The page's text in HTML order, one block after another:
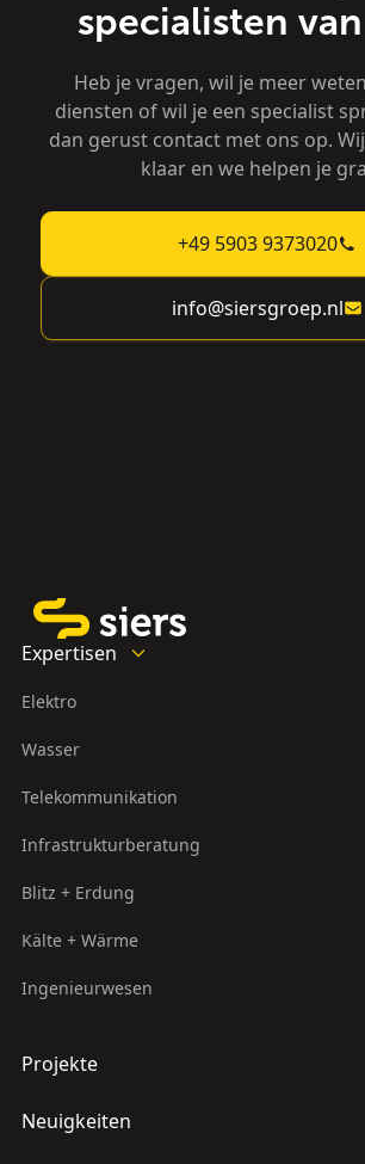
specialisten
Heb je vragen, wil je meer
diensten of wil je een specialist
dan gerust contact met ons op.
klaar en we helpen je
+49 5903 9373020
info@siersgroep.nl
Expertisen
Elektro
Wasser
Telekommunikation
Infrastrukturberatung
Blitz + Erdung
Kälte + Wärme
Ingenieurwesen
Projekte
Neuigkeiten